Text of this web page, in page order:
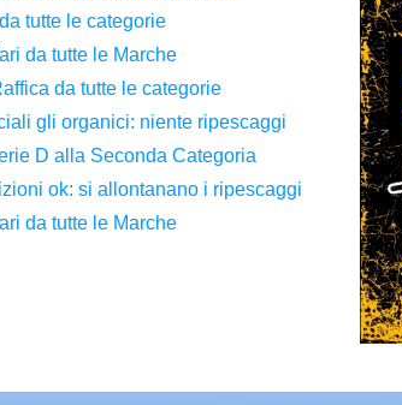
tutte le categorie
da tutte le Marche
da tutte le categorie
gli organici: niente ripescaggi
D alla Seconda Categoria
ok: si allontanano i ripescaggi
da tutte le Marche